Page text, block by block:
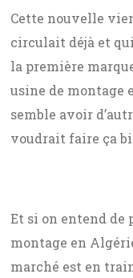
Cette nouvelle
circulait déjà et
la première
usine de montage
semble avoir
voudrait faire ça
Et si on entend de
montage en
marché est en